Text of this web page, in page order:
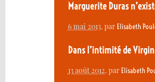
Marguerite Duras
6 mai 2013, par Elisabeth
Dans l’intimité de
13 août 2012, par Elisabeth